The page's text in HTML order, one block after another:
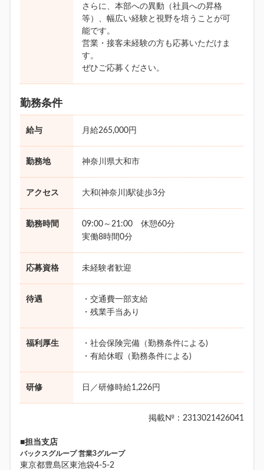
さらに、本部への異動（社員への昇格
等）、幅広い経験と視野を培うことが可
能です。
営業・接客未経験の方も応募いただけま
す。
ぜひご応募ください。
勤務条件
給与 月給265,000円
勤務地 神奈川県大和市
アクセス 大和(神奈川)駅徒歩3分
勤務時間
09:00～21:00 休憩60分
実働8時間0分
応募資格 未経験者歓迎
待遇
・交通費一部支給
・残業手当あり
福利厚生
・社会保険完備（勤務条件による)
・有給休暇（勤務条件による)
研修 日／研修時給1,226円
掲載№：2313021426041
■担当支店
バックスグループ 営業3グループ
東京都豊島区東池袋4-5-2